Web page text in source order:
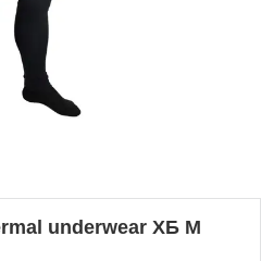
underwear ХБ M